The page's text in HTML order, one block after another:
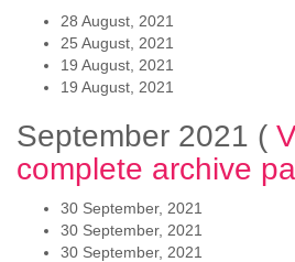
28 August, 2021
25 August, 2021
19 August, 2021
19 August, 2021
September 2021 (
complete archive
30 September, 2021
30 September, 2021
30 September, 2021